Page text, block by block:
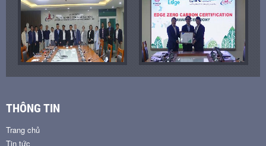
THÔNG TIN
Trang chủ
Tin tức